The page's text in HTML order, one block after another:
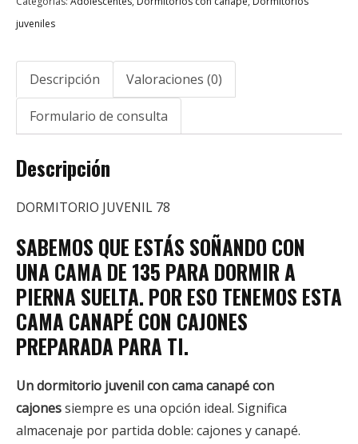
juveniles
Descripción Valoraciones (0)
Formulario de consulta
Descripción
DORMITORIO JUVENIL 78
SABEMOS QUE ESTÁS SOÑANDO CON
UNA CAMA DE 135 PARA DORMIR A
PIERNA SUELTA. POR ESO TENEMOS ESTA
CAMA CANAPÉ CON CAJONES
PREPARADA PARA TI.
Un dormitorio juvenil con cama canapé con
cajonessiempre es una opción ideal. Significa
almacenaje por partida doble: cajones y canapé.